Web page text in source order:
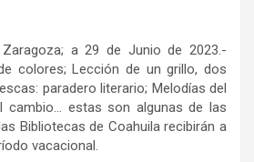
a 29 de Junio de 2023.-
colores; Lección de un grillo, dos
paradero literario; Melodías del
cambio… estas son algunas de las
Bibliotecas de Coahuila recibirán a
vacacional.